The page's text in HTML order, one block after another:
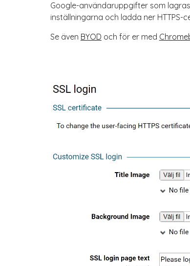
Google-användaruppgifter som
inställningarna och ladda ner HTTPS-
Se även BYOD och för er med